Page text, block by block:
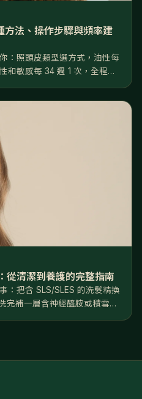
法、操作步驟與頻率建
：照頭皮類型選方式，油性每
和敏感每 34 週 1 次，全程用
，後續養髮液...
從清潔到養護的完整指南
：把含 SLS/SLES 的洗髮精換
完補一層含神經醯胺或積雪草